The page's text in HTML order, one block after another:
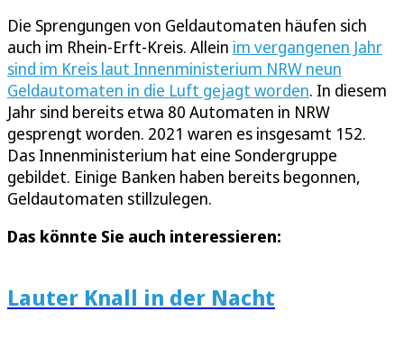
Die Sprengungen von Geldautomaten häufen sich
auch im Rhein-Erft-Kreis. Allein im vergangenen Jahr
sind im Kreis laut Innenministerium NRW neun
Geldautomaten in die Luft gejagt worden. In diesem
Jahr sind bereits etwa 80 Automaten in NRW
gesprengt worden. 2021 waren es insgesamt 152.
Das Innenministerium hat eine Sondergruppe
gebildet. Einige Banken haben bereits begonnen,
Geldautomaten stillzulegen.
Das könnte Sie auch interessieren:
Lauter Knall in der Nacht